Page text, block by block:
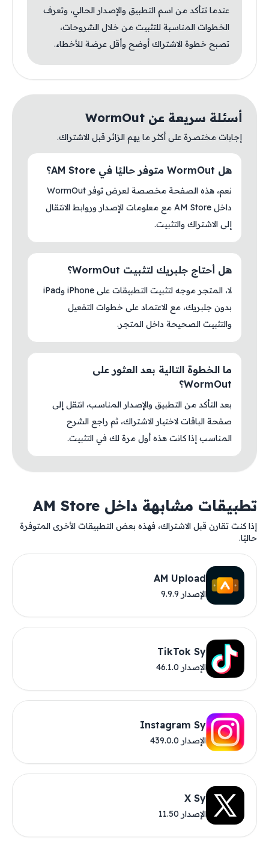
عندما تتأكد من اسم التطبيق والإصدار الحالي، وتعرف
الخطوات المناسبة للتثبيت من خلال الشروحات،
تصبح خطوة الاشتراك أوضح وأقل عرضة للأخطاء.
أسئلة سريعة عن WormOut
إجابات مختصرة على أكثر ما يهم الزائر قبل الاشتراك.
هل WormOut متوفر حاليًا في AM Store؟
نعم، هذه الصفحة مخصصة لعرض توفر WormOut
داخل AM Store مع معلومات الإصدار وروابط الانتقال
إلى الاشتراك والتثبيت.
هل أحتاج جلبريك لتثبيت WormOut؟
لا، المتجر موجه لتثبيت التطبيقات على iPhone وiPad
بدون جلبريك، مع الاعتماد على خطوات التفعيل
والتثبيت الصحيحة داخل المتجر.
ما الخطوة التالية بعد العثور على
WormOut؟
بعد التأكد من التطبيق والإصدار المناسب، انتقل إلى
صفحة الباقات لاختيار الاشتراك، ثم راجع الشرح
المناسب إذا كانت هذه أول مرة لك في التثبيت.
تطبيقات مشابهة داخل AM Store
إذا كنت تقارن قبل الاشتراك، فهذه بعض التطبيقات الأخرى المتوفرة
حاليًا.
AM Upload
الإصدار 9.9.9
TikTok Sy
الإصدار 46.1.0
Instagram Sy
الإصدار 439.0.0
X Sy
الإصدار 11.50